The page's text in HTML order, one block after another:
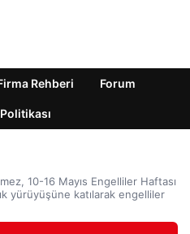
Rehberi Forum
10-16 Mayıs Engelliler Haftası
yürüyüşüne katılarak engelliler